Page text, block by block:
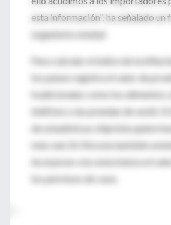
esta información", ha señalado un
organismo estatal.
Para calcular el índice de la
los países registra el valor de
tradicionales como los alimentos,
teléfono o las prendas de vestir.
de estadísticas chipriota quiere
más real. En Nicosia también
incorporar a la cesta básica el
los permisos de caza.